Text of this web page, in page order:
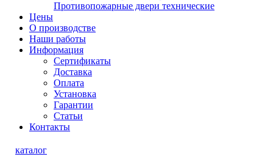
Противопожарные двери технические
Цены
О производстве
Наши работы
Информация
Сертификаты
Доставка
Оплата
Установка
Гарантии
Статьи
Контакты
каталог